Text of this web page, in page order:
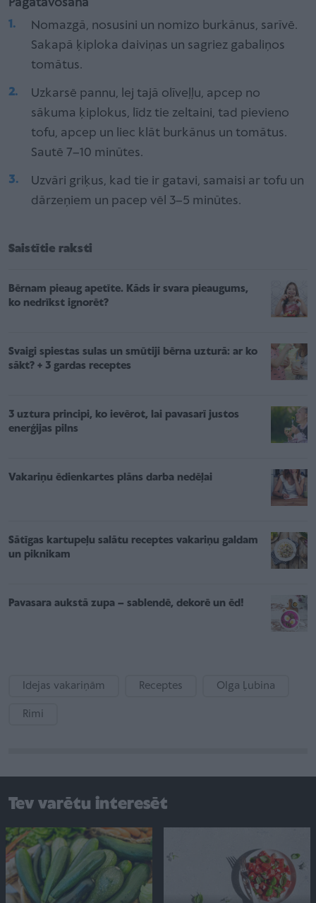
Pagatavošana
Nomazgā, nosusini un nomizo burkānus, sarīvē.
Sakapā ķiploka daiviņas un sagriez gabaliņos
tomātus.
Uzkarsē pannu, lej tajā olīveļļu, apcep no
sākuma ķiplokus, līdz tie zeltaini, tad pievieno
tofu, apcep un liec klāt burkānus un tomātus.
Sautē 7–10 minūtes.
Uzvāri griķus, kad tie ir gatavi, samaisi ar tofu un
dārzeņiem un pacep vēl 3–5 minūtes.
Saistītie raksti
Bērnam pieaug apetīte. Kāds ir svara pieaugums,
ko nedrīkst ignorēt?
Svaigi spiestas sulas un smūtiji bērna uzturā: ar ko
sākt? + 3 gardas receptes
3 uztura principi, ko ievērot, lai pavasarī justos
enerģijas pilns
Vakariņu ēdienkartes plāns darba nedēļai
Sātīgas kartupeļu salātu receptes vakariņu galdam
un piknikam
Pavasara aukstā zupa – sablendē, dekorē un ēd!
Idejas vakariņām Receptes Olga Ļubina
Rimi
Tev varētu interesēt